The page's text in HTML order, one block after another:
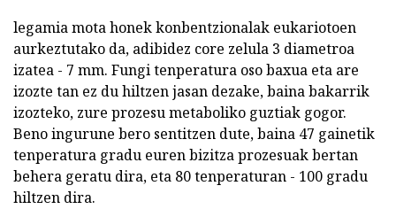
legamia mota honek konbentzionalak eukariotoen
aurkeztutako da, adibidez core zelula 3 diametroa
izatea - 7 mm. Fungi tenperatura oso baxua eta are
izozte tan ez du hiltzen jasan dezake, baina bakarrik
izozteko, zure prozesu metaboliko guztiak gogor.
Beno ingurune bero sentitzen dute, baina 47 gainetik
tenperatura gradu euren bizitza prozesuak bertan
behera geratu dira, eta 80 tenperaturan - 100 gradu
hiltzen dira.